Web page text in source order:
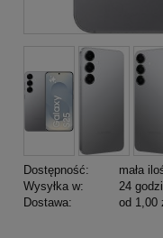
Dostępność:
mała
Wysyłka w:
24
Dostawa:
od 1,00
Cena nie zawiera